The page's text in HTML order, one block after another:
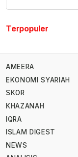
Terpopuler
AMEERA
EKONOMI SYARIAH
SKOR
KHAZANAH
IQRA
ISLAM DIGEST
NEWS